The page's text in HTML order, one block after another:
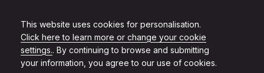
This website uses cookies for personalisation.
Click here to learn more or change your cookie
settings.. By continuing to browse and submitting
your information, you agree to our use of cookies.